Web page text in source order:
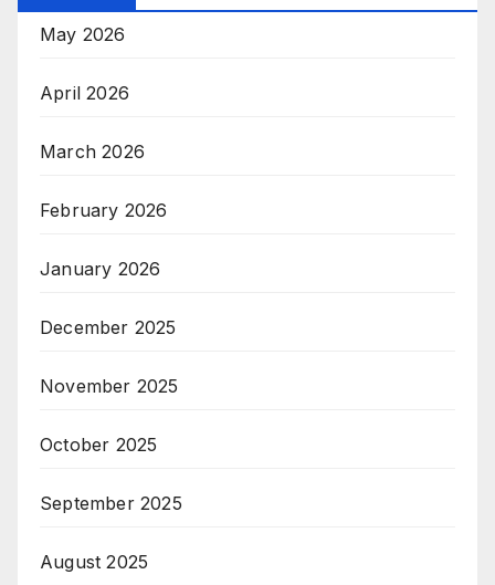
May 2026
April 2026
March 2026
February 2026
January 2026
December 2025
November 2025
October 2025
September 2025
August 2025